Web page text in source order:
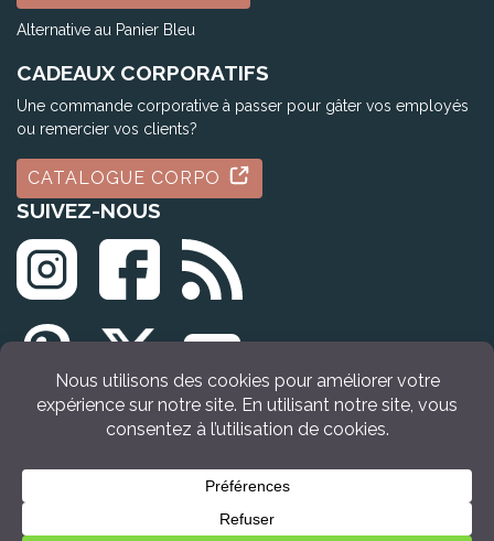
Alternative au Panier Bleu
CADEAUX CORPORATIFS
Une commande corporative à passer pour gâter vos employés
ou remercier vos clients?
CATALOGUE CORPO
SUIVEZ-NOUS
© Tous droits réservés Idée Cadeau Québec (2009 - 2026)